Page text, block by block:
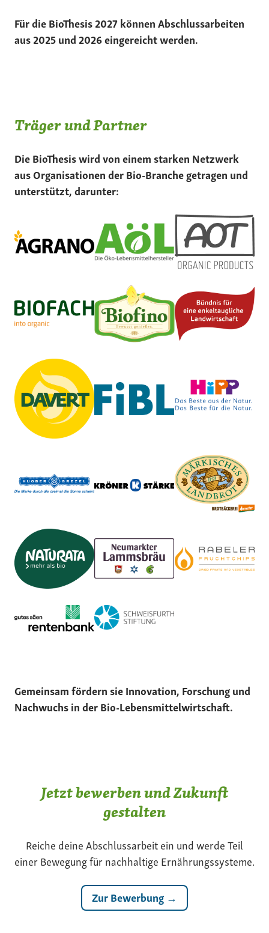
Für die BioThesis 2027 können Abschlussarbeiten
aus 2025 und 2026 eingereicht werden.
Träger und Partner
Die BioThesis wird von einem starken Netzwerk
aus Organisationen der Bio-Branche getragen und
unterstützt, darunter:
Gemeinsam fördern sie Innovation, Forschung und
Nachwuchs in der Bio-Lebensmittelwirtschaft.
Jetzt bewerben und Zukunft
gestalten
Reiche deine Abschlussarbeit ein und werde Teil
einer Bewegung für nachhaltige Ernährungssysteme.
Zur Bewerbung →